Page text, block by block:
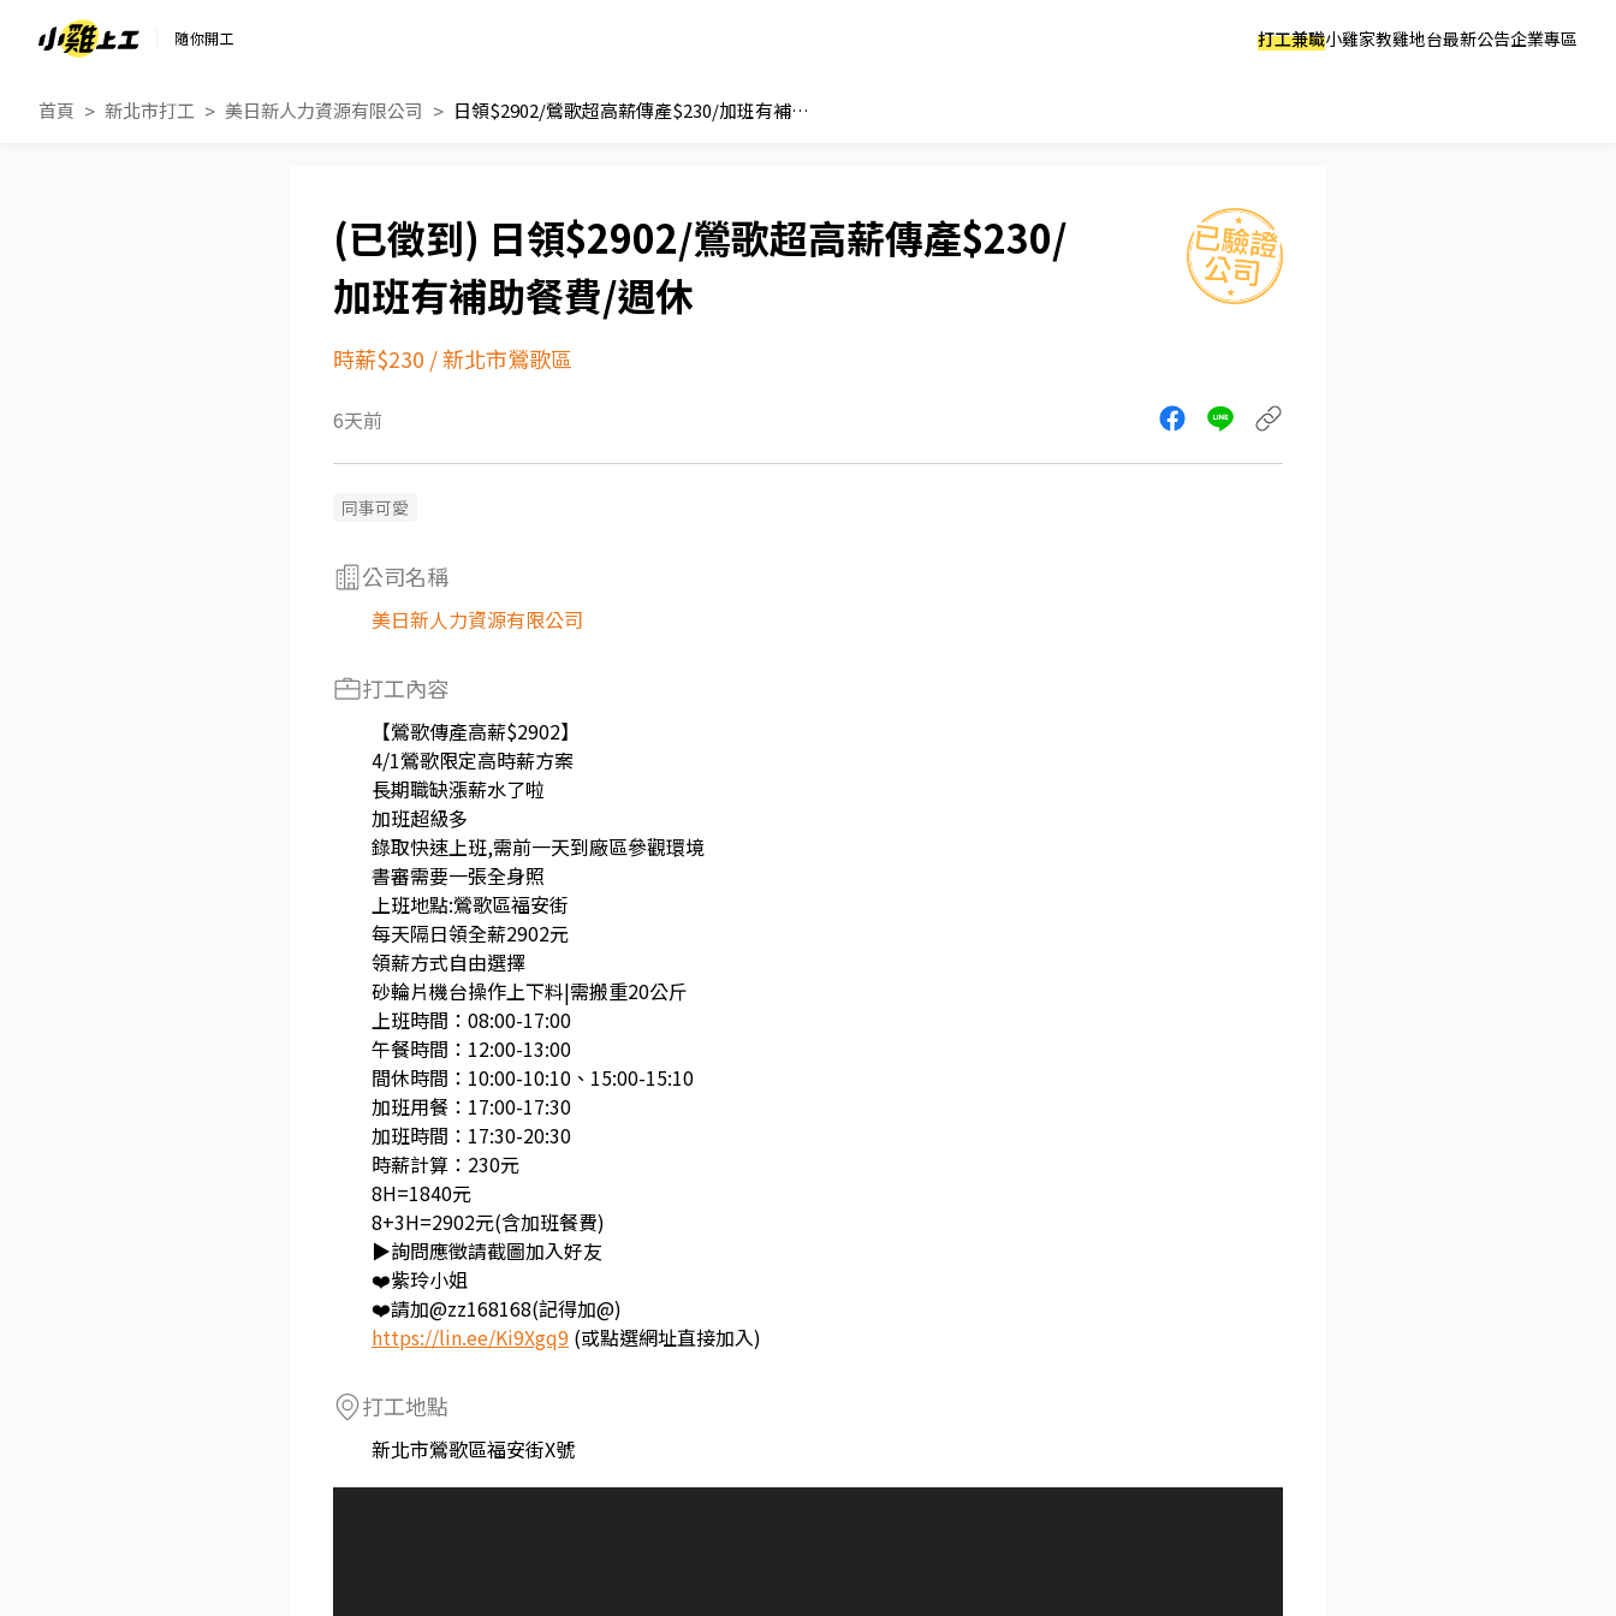
隨你開工 打工兼職小雞家教雞地台最新公告企業專區
首頁 新北市打工 美日新人力資源有限公司 日領$2902/鶯歌超高薪傳產$230/加班有補助餐費/週休
日領$2902/鶯歌超高薪傳產$230/
加班有補助餐費/週休
時薪$230 /新北市鶯歌區
6天前
同事可愛
公司名稱
美日新人力資源有限公司
打工內容
【鶯歌傳產高薪$2902】
4/1鶯歌限定高時薪方案
長期職缺漲薪水了啦
加班超級多
錄取快速上班,需前一天到廠區參觀環境
書審需要一張全身照
上班地點:鶯歌區福安街
每天隔日領全薪2902元
領薪方式自由選擇
砂輪片機台操作上下料|需搬重20公斤
上班時間：08:00-17:00
午餐時間：12:00-13:00
間休時間：10:00-10:10、15:00-15:10
加班用餐：17:00-17:30
加班時間：17:30-20:30
時薪計算：230元
8H=1840元
8+3H=2902元(含加班餐費)
▶詢問應徵請截圖加入好友
❤️紫玲小姐
❤️請加@zz168168(記得加@)
https://lin.ee/Ki9Xgq9 (或點選網址直接加入)
打工地點
新北市鶯歌區福安街X號